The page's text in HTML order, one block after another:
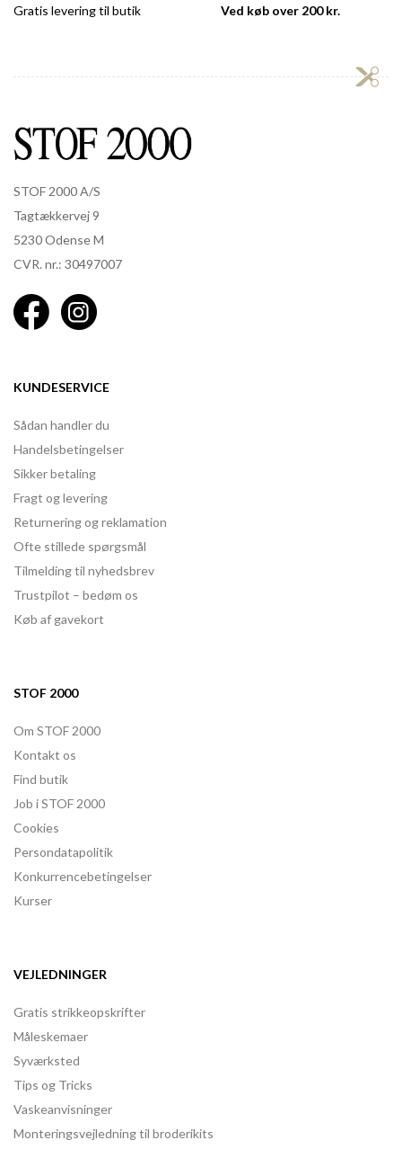
Gratis levering til butik
Ved køb over 200 kr.
STOF 2000 A/S
Tagtækkervej 9
5230 Odense M
CVR. nr.: 30497007
KUNDESERVICE
Sådan handler du
Handelsbetingelser
Sikker betaling
Fragt og levering
Returnering og reklamation
Ofte stillede spørgsmål
Tilmelding til nyhedsbrev
Trustpilot – bedøm os
Køb af gavekort
STOF 2000
Om STOF 2000
Kontakt os
Find butik
Job i STOF 2000
Cookies
Persondatapolitik
Konkurrencebetingelser
Kurser
VEJLEDNINGER
Gratis strikkeopskrifter
Måleskemaer
Syværksted
Tips og Tricks
Vaskeanvisninger
Monteringsvejledning til broderikits